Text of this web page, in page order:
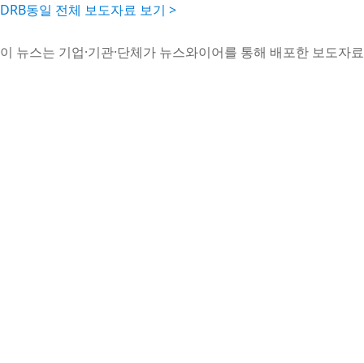
DRB동일 전체 보도자료 보기 >
이 뉴스는 기업·기관·단체가 뉴스와이어를 통해 배포한 보도자